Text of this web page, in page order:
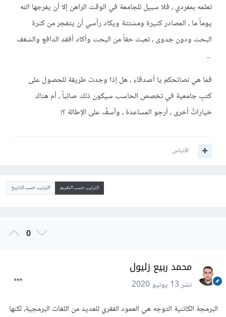
تعلمه بمفردي ، فلا سبيل للجامعة في الوقت الراهن إلا أن يفرجها الله
يوماً ما ، المصادر كثيرة ومشتتة ويكاد رأسي أن يتفجر من كثرة
البحث ودون جدوى ، تعبت حقاً من البحث وأكاد أفقد الدافع والشغف
..
فما هي نصائحكم يا أصدقاء ، هل إذا وجدت طريقة للحصول على
كتبٍ جامعية في تخصص الحاسب سيكون ذلك صائباً ، أم هناك
خياراتٌ أخرى ، أرجو المساعدة ، وآسفٌ على الإطالة ؟!
اقتباس
الترتيب حسب التقييم الترتيب حسب التاريخ
0
محمد ربيع زليول
نشر13 يونيو 2020
البرمجة الكائنية التوجه هي العمود الفقري للعديد من اللغات البرمجية، لكنها